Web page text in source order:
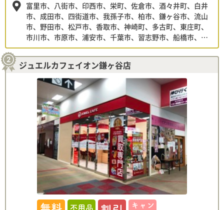
富里市、八街市、印西市、栄町、佐倉市、酒々井町、白井
市、成田市、四街道市、我孫子市、柏市、鎌ヶ谷市、流山
市、野田市、松戸市、香取市、神崎町、多古町、東庄町、
市川市、市原市、浦安市、千葉市、習志野市、船橋市、八
千代市、大網白里市、九十九里町、山武市、芝山町、東金
市、横芝光町、一宮町、白子町、長生村、長南町、長柄
町、茂原市、いすみ市、大多喜町、御宿町、勝浦市、木更
津市、君津市、袖ヶ浦市、富津市、鴨川市、鋸南町、館山
市、南房総市 東京都23区他、神奈川県、横浜市、茨城県※
その他の地域にも対応！まずはお気軽にお問
ジュエルカフェイオン鎌ヶ谷店